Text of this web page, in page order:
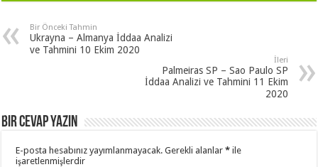
Bir Önceki Tahmin
Ukrayna – Almanya İddaa Analizi
ve Tahmini 10 Ekim 2020
İleri
Palmeiras SP – Sao Paulo SP
İddaa Analizi ve Tahmini 11 Ekim
2020
Bir cevap yazın
E-posta hesabınız yayımlanmayacak. Gerekli alanlar* ile
işaretlenmişlerdir